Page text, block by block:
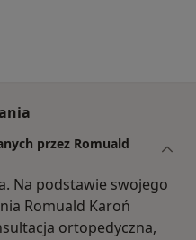
Monika L.
przez Romuald
Na podstawie swojego
Romuald Karoń
ortopedyczna,